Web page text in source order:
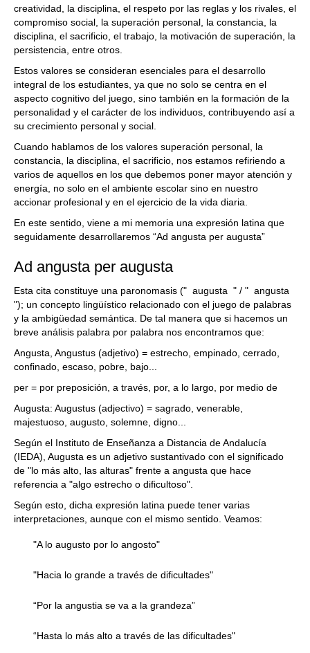
creatividad, la disciplina, el respeto por las reglas y los rivales, el
compromiso social, la superación personal, la constancia, la
disciplina, el sacrificio, el trabajo, la motivación de superación, la
persistencia, entre otros.
Estos valores se consideran esenciales para el desarrollo
integral de los estudiantes, ya que no solo se centra en el
aspecto cognitivo del juego, sino también en la formación de la
personalidad y el carácter de los individuos, contribuyendo así a
su crecimiento personal y social.
Cuando hablamos de los valores superación personal, la
constancia, la disciplina, el sacrificio, nos estamos refiriendo a
varios de aquellos en los que debemos poner mayor atención y
energía, no solo en el ambiente escolar sino en nuestro
accionar profesional y en el ejercicio de la vida diaria.
En este sentido, viene a mi memoria una expresión latina que
seguidamente desarrollaremos “Ad angusta per augusta”
Ad angusta per augusta
Esta cita constituye una paronomasis (" augusta " / " angusta
"); un concepto lingüístico relacionado con el juego de palabras
y la ambigüedad semántica. De tal manera que si hacemos un
breve análisis palabra por palabra nos encontramos que:
Angusta, Angustus (adjetivo) = estrecho, empinado, cerrado,
confinado, escaso, pobre, bajo...
per = por preposición, a través, por, a lo largo, por medio de
Augusta: Augustus (adjectivo) = sagrado, venerable,
majestuoso, augusto, solemne, digno...
Según el Instituto de Enseñanza a Distancia de Andalucía
(IEDA), Augusta es un adjetivo sustantivado con el significado
de "lo más alto, las alturas" frente a angusta que hace
referencia a "algo estrecho o dificultoso".
Según esto, dicha expresión latina puede tener varias
interpretaciones, aunque con el mismo sentido. Veamos:
"A lo augusto por lo angosto"
"Hacia lo grande a través de dificultades"
“Por la angustia se va a la grandeza”
“Hasta lo más alto a través de las dificultades"